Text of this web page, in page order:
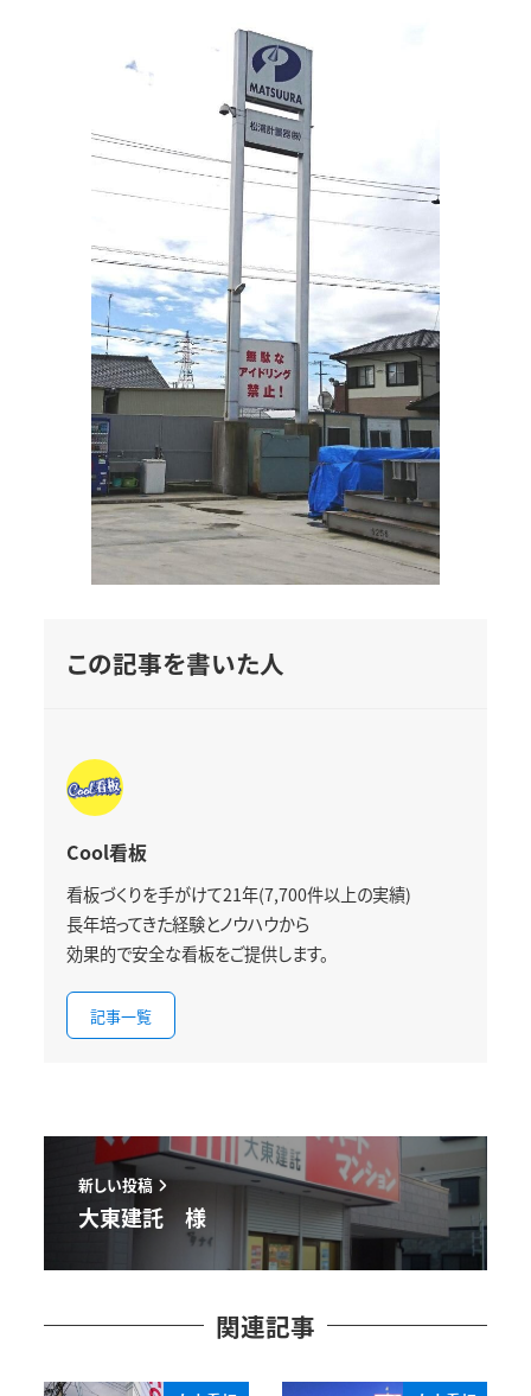
この記事を書いた人
Cool看板
看板づくりを手がけて21年(7,700件以上の実績)
長年培ってきた経験とノウハウから
効果的で安全な看板をご提供します。
記事一覧
新しい投稿
大東建託 様
関連記事